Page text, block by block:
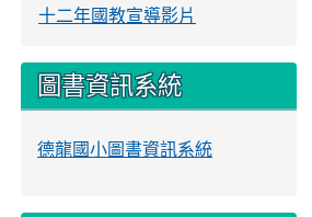
十二年國教宣導影片
圖書資訊系統
德龍國小圖書資訊系統